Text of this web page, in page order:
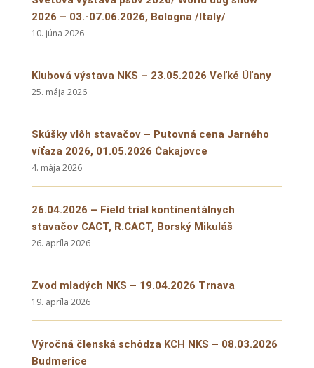
2026 – 03.-07.06.2026, Bologna /Italy/
10. júna 2026
Klubová výstava NKS – 23.05.2026 Veľké Úľany
25. mája 2026
Skúšky vlôh stavačov – Putovná cena Jarného
víťaza 2026, 01.05.2026 Čakajovce
4. mája 2026
26.04.2026 – Field trial kontinentálnych
stavačov CACT, R.CACT, Borský Mikuláš
26. apríla 2026
Zvod mladých NKS – 19.04.2026 Trnava
19. apríla 2026
Výročná členská schôdza KCH NKS – 08.03.2026
Budmerice